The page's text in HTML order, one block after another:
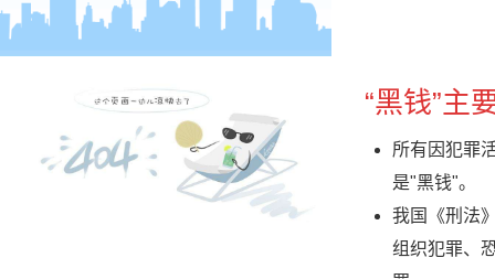
“黑钱”主
所有因犯罪
是"黑钱"。
我国《刑法
组织犯罪、